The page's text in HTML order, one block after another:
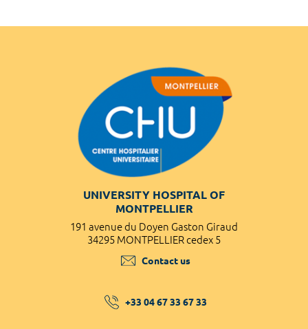
UNIVERSITY HOSPITAL OF
MONTPELLIER
191 avenue du Doyen Gaston Giraud
34295 MONTPELLIER cedex 5
Contact us
+33 04 67 33 67 33